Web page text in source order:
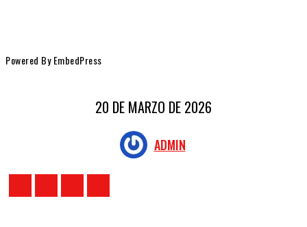
Powered By EmbedPress
20 DE MARZO DE 2026
ADMIN